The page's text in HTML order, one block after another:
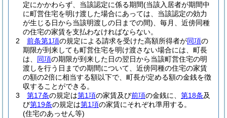
定にかかわらず、当該認定に係る期間(当該入居者が期間中
に町営住宅を明け渡した場合にあっては、当該認定の効力
が生じる日から当該明渡しの日までの間) 、毎月、近傍同種
の住宅の家賃を支払わなければならない。
2
前条第1項の規定による請求を受けた高額所得者が同項の
期限が到来しても町営住宅を明け渡さない場合には、町長
は、 同項の期限が到来した日の翌日から当該町営住宅の明
渡しを行う日までの期間について、近傍同種の住宅の家賃
の額の2倍に相当する額以下で、町長が定める額の金銭を徴
収することができる。
3
第17条の規定は第1項の家賃及び前項の金銭に、 第18条及
び第19条の規定は第1項の家賃にそれぞれ準用する。
(住宅のあっせん等)